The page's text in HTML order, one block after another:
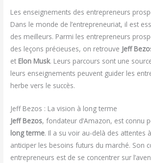
Les enseignements des entrepreneurs
Dans le monde de l’entrepreneuriat, il est
des meilleurs. Parmi les entrepreneurs
des leçons précieuses, on retrouve Jeff
et Elon Musk. Leurs parcours sont une
leurs enseignements peuvent guider les
herbe vers le succès.
Jeff Bezos : La vision à long terme
Jeff Bezos, fondateur d’Amazon, est connu
long terme. Il a su voir au-delà des attentes
anticiper les besoins futurs du marché. Son
entrepreneurs est de se concentrer sur